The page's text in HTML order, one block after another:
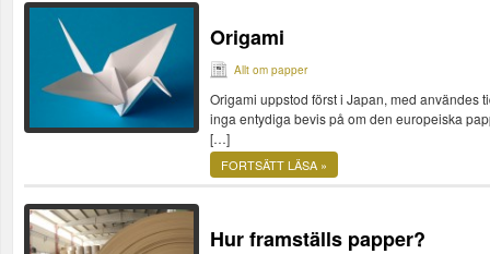
Origami
Allt om papper
Origami uppstod först i Japan, med användes
inga entydiga bevis på om den europeiska
[…]
FORTSÄTT LÄSA »
Hur framställs papper?